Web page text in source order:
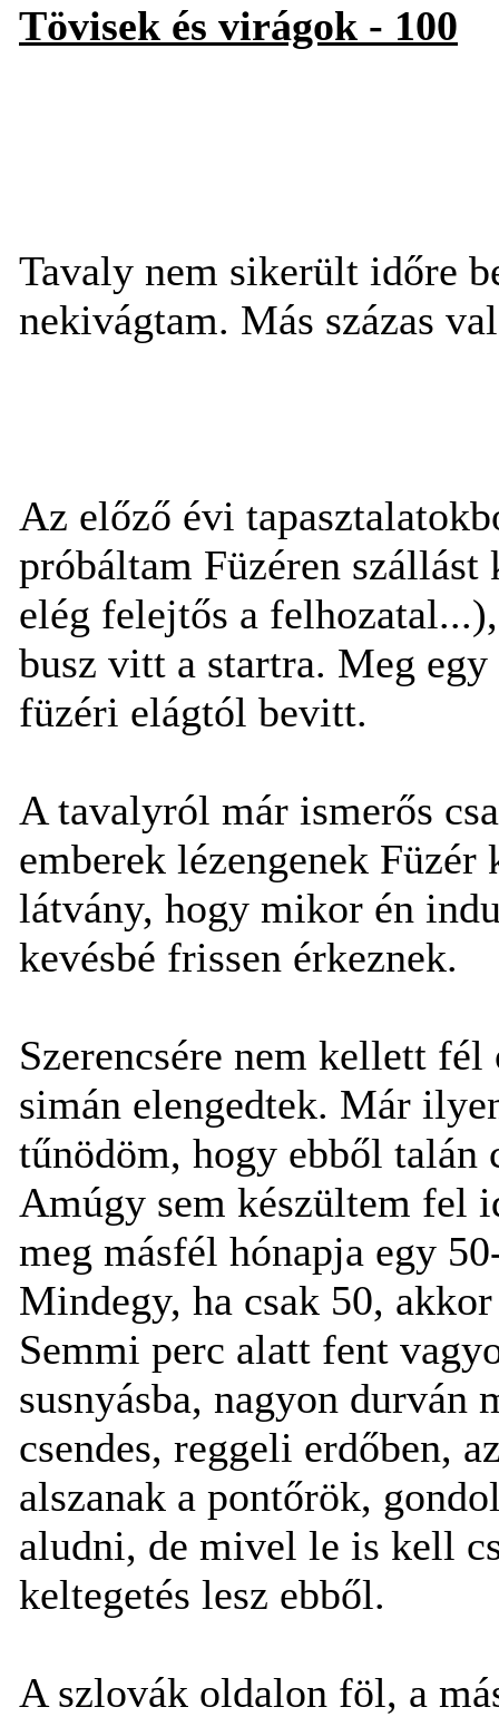
Tövisek és virágok - 100
Tavaly nem sikerült időre
nekivágtam. Más százas
Az előző évi
próbáltam Füzéren
elég felejtős a
busz vitt a startra. Meg
füzéri elágtól bevitt.
A tavalyról már ismerős
emberek lézengenek
látvány, hogy mikor én
kevésbé frissen érkeznek.
Szerencsére nem kellett
simán elengedtek. Már
tűnödöm, hogy ebből
Amúgy sem készültem fel
meg másfél hónapja egy
Mindegy, ha csak 50,
Semmi perc alatt fent
susnyásba, nagyon durván
csendes, reggeli erdőben,
alszanak a pontőrök,
aludni, de mivel le is kell
keltegetés lesz ebből.
A szlovák oldalon föl, a